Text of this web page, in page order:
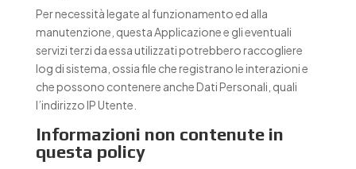
Per necessità legate al funzionamento ed alla
manutenzione, questa Applicazione e gli eventuali
servizi terzi da essa utilizzati potrebbero raccogliere
log di sistema, ossia file che registrano le interazioni e
che possono contenere anche Dati Personali, quali
l’indirizzo IP Utente.
Informazioni non contenute in
questa policy